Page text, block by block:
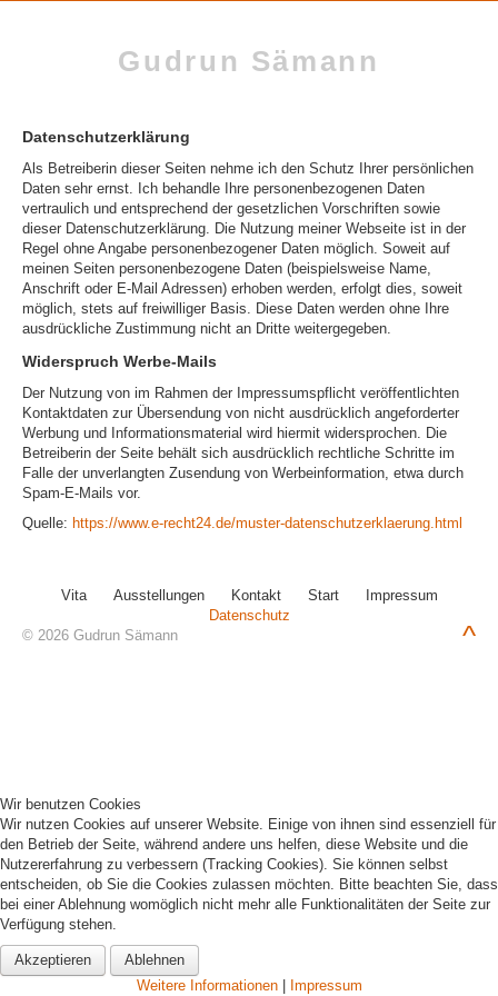
Gudrun Sämann
Datenschutzerklärung
Als Betreiberin dieser Seiten nehme ich den Schutz Ihrer persönlichen
Daten sehr ernst. Ich behandle Ihre personenbezogenen Daten
vertraulich und entsprechend der gesetzlichen Vorschriften sowie
dieser Datenschutzerklärung. Die Nutzung meiner Webseite ist in der
Regel ohne Angabe personenbezogener Daten möglich. Soweit auf
meinen Seiten personenbezogene Daten (beispielsweise Name,
Anschrift oder E-Mail Adressen) erhoben werden, erfolgt dies, soweit
möglich, stets auf freiwilliger Basis. Diese Daten werden ohne Ihre
ausdrückliche Zustimmung nicht an Dritte weitergegeben.
Widerspruch Werbe-Mails
Der Nutzung von im Rahmen der Impressumspflicht veröffentlichten
Kontaktdaten zur Übersendung von nicht ausdrücklich angeforderter
Werbung und Informationsmaterial wird hiermit widersprochen. Die
Betreiberin der Seite behält sich ausdrücklich rechtliche Schritte im
Falle der unverlangten Zusendung von Werbeinformation, etwa durch
Spam-E-Mails vor.
Quelle: https://www.e-recht24.de/muster-datenschutzerklaerung.html
Vita Ausstellungen Kontakt Start
Impressum
Datenschutz
^
© 2026 Gudrun Sämann
Wir benutzen Cookies
Wir nutzen Cookies auf unserer Website. Einige von ihnen sind essenziell für
den Betrieb der Seite, während andere uns helfen, diese Website und die
Nutzererfahrung zu verbessern (Tracking Cookies). Sie können selbst
entscheiden, ob Sie die Cookies zulassen möchten. Bitte beachten Sie, dass
bei einer Ablehnung womöglich nicht mehr alle Funktionalitäten der Seite zur
Verfügung stehen.
Akzeptieren
Ablehnen
Weitere Informationen| Impressum